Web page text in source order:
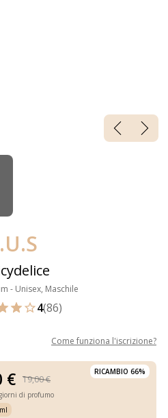
- Unisex, Maschile
4(86)
Come funziona l'iscrizione?
RICAMBIO 66%
€ 19,00 €
di profumo